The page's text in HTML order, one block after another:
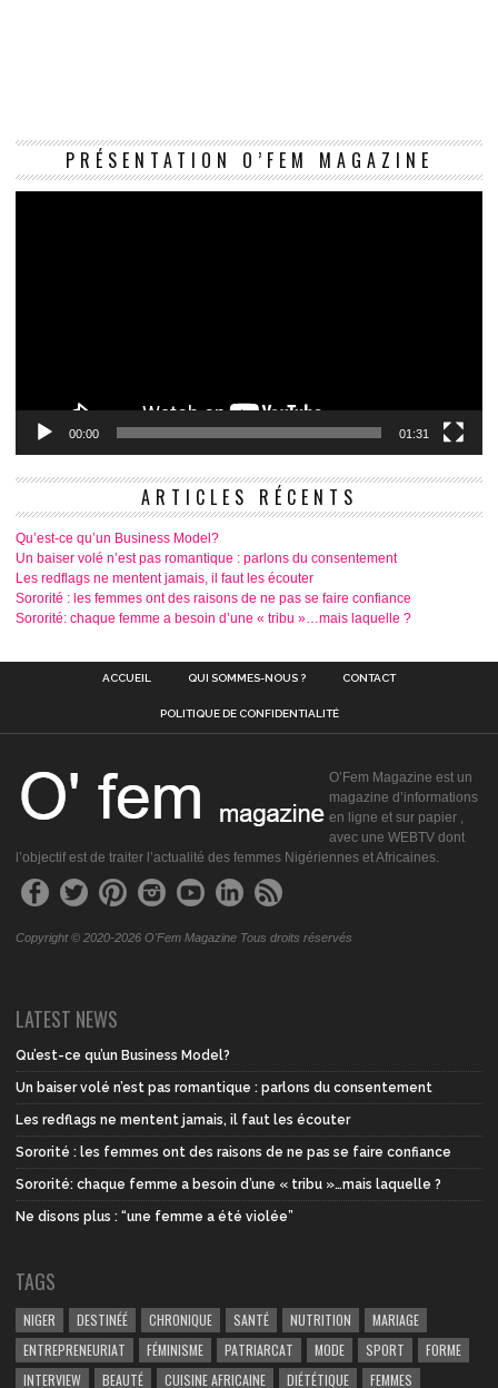
PRÉSENTATION O’FEM MAGAZINE
00:00 01:31
ARTICLES RÉCENTS
Qu’est-ce qu’un Business Model?
Un baiser volé n’est pas romantique : parlons du consentement
Les redflags ne mentent jamais, il faut les écouter
Sororité : les femmes ont des raisons de ne pas se faire confiance
Sororité: chaque femme a besoin d’une « tribu »…mais laquelle ?
ACCUEIL QUI SOMMES-NOUS ? CONTACT
POLITIQUE DE CONFIDENTIALITÉ
O’Fem Magazine est un
magazine d’informations
en ligne et sur papier ,
avec une WEBTV dont
l’objectif est de traiter l’actualité des femmes Nigériennes et Africaines.
Copyright © 2020-2026 O'Fem Magazine Tous droits réservés
LATEST NEWS
Qu’est-ce qu’un Business Model?
Un baiser volé n’est pas romantique : parlons du consentement
Les redflags ne mentent jamais, il faut les écouter
Sororité : les femmes ont des raisons de ne pas se faire confiance
Sororité: chaque femme a besoin d’une « tribu »…mais laquelle ?
Ne disons plus : “une femme a été violée”
TAGS
NIGER DESTINÉÉ CHRONIQUE SANTÉ NUTRITION
MARIAGE
ENTREPRENEURIAT
FÉMINISME PATRIARCAT MODE SPORT
FORME
INTERVIEW
BEAUTÉ CUISINE AFRICAINE DIÉTÉTIQUE FEMMES